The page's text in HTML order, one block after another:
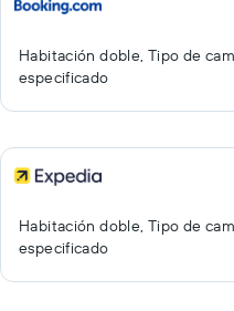
Habitación doble, Tipo de
especificado
Habitación doble, Tipo de
especificado